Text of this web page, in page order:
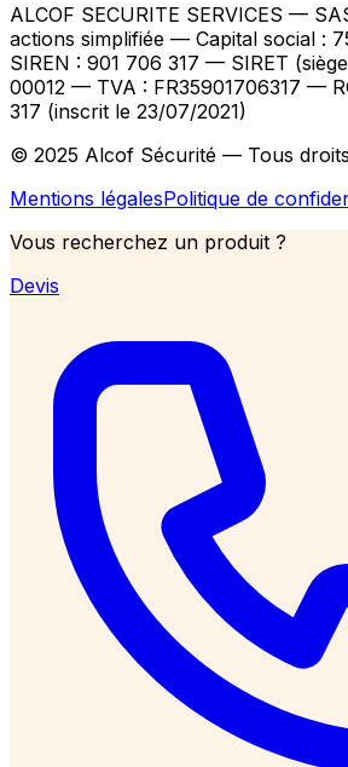
ALCOF SECURITE SERVICES —
actions simplifiée — Capital social :
SIREN : 901 706 317 — SIRET
00012 — TVA : FR35901706317 —
317 (inscrit le 23/07/2021)
© 2025 Alcof Sécurité — Tous
Mentions légalesPolitique de
Vous recherchez un produit ?
Devis